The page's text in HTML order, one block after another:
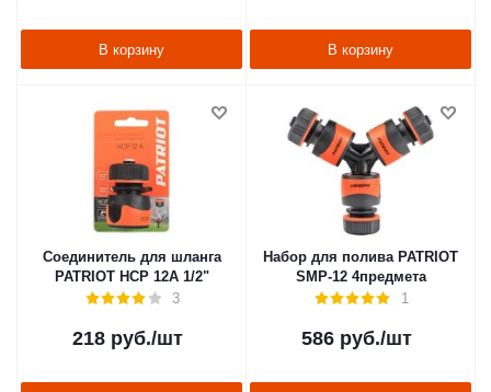
В корзину В корзину
Соединитель для шланга
PATRIOT HCP 12A 1/2"
3
218 руб./шт
Набор для полива PATRIOT
SMP-12 4предмета
1
586 руб./шт